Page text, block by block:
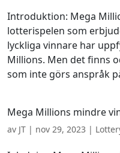
Introduktion: Mega
lotterispelen som
lyckliga vinnare har
Millions. Men det finns
som inte görs anspråk
Mega Millions mindre
av JT | nov 29, 2023 |